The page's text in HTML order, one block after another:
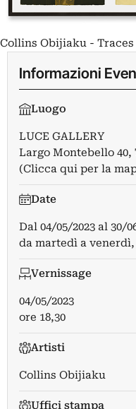
Collins Obijiaku - Traces
Informazioni
Luogo
LUCE GALLERY
Largo Montebello
(Clicca qui per la
Date
Dal 04/05/2023 al 30/
da martedì a venerdì,
Vernissage
04/05/2023
ore 18,30
Artisti
Collins Obijiaku
Uffici stampa